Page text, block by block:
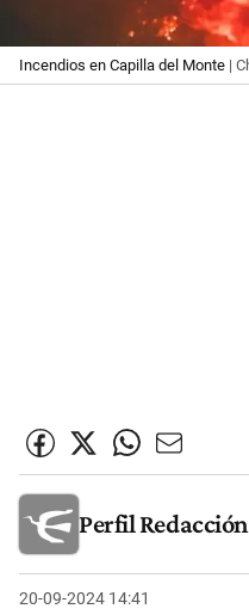
Incendios en Capilla del Monte |
Perfil
20-09-2024 14:41